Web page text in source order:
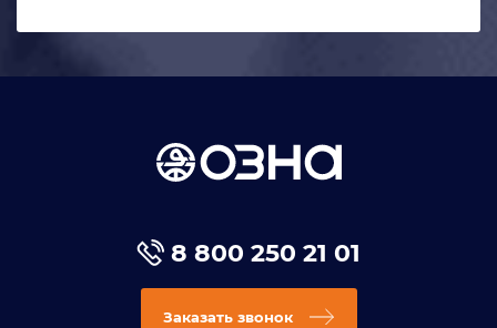
8 800 250 21 01
Заказать звонок